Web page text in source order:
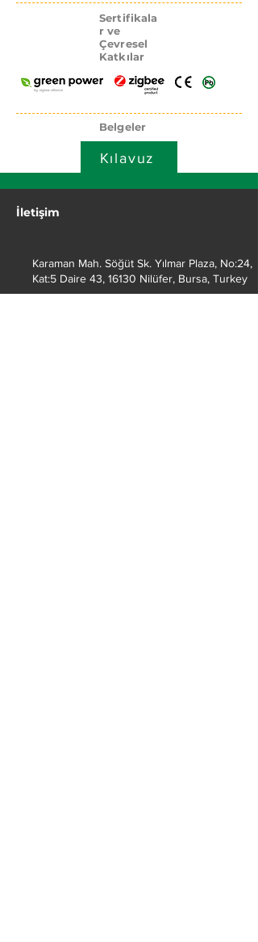
Sertifikala
r ve
Çevresel
Katkılar
Belgeler
Kılavuz
İletişim
Karaman Mah. Söğüt Sk. Yılmar Plaza, No:24,
Kat:5 Daire 43, 16130 Nilüfer, Bursa, Turkey